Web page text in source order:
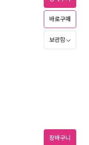
바로구매
보관함
장바구니